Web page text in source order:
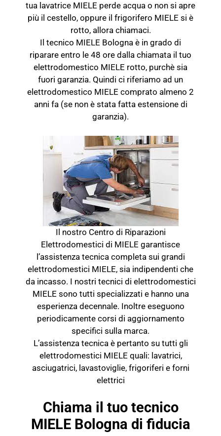
tua lavatrice MIELE perde acqua o non si apre
più il cestello, oppure il frigorifero MIELE si è
rotto, allora chiamaci.
Il tecnico MIELE Bologna è in grado di
riparare entro le 48 ore dalla chiamata il tuo
elettrodomestico MIELE rotto, purchè sia
fuori garanzia. Quindi ci riferiamo ad un
elettrodomestico MIELE comprato almeno 2
anni fa (se non è stata fatta estensione di
garanzia).
Il nostro Centro di Riparazioni
Elettrodomestici di MIELE garantisce
l’assistenza tecnica completa sui grandi
elettrodomestici MIELE, sia indipendenti che
da incasso. I nostri tecnici di elettrodomestici
MIELE sono tutti specializzati e hanno una
esperienza decennale. Inoltre eseguono
periodicamente corsi di aggiornamento
specifici sulla marca.
L’assistenza tecnica è pertanto su tutti gli
elettrodomestici MIELE quali: lavatrici,
asciugatrici, lavastoviglie, frigoriferi e forni
elettrici
Chiama il tuo tecnico
MIELE Bologna di fiducia